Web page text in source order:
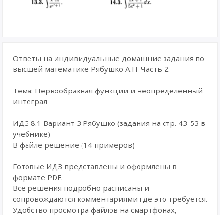
Ответы на индивидуальные домашние задания по
высшей математике Рябушко А.П. Часть 2.
Тема: Первообразная функции и неопределенный
интеграл
ИДЗ 8.1 Вариант 3 Рябушко (задания на стр. 43-53 в
учебнике)
В файле решение (14 примеров)
Готовые ИДЗ представлены и оформлены в
формате PDF.
Все решения подробно расписаны и
сопровождаются комментариями где это требуется.
Удобство просмотра файлов на смартфонах,